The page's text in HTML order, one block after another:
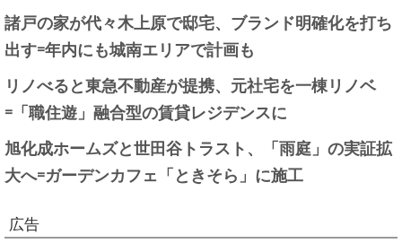
諸戸の家が代々木上原で邸宅、ブランド明確化を打ち
出す=年内にも城南エリアで計画も
リノべると東急不動産が提携、元社宅を一棟リノベ
=「職住遊」融合型の賃貸レジデンスに
旭化成ホームズと世田谷トラスト、「雨庭」の実証拡
大へ=ガーデンカフェ「ときそら」に施工
広告